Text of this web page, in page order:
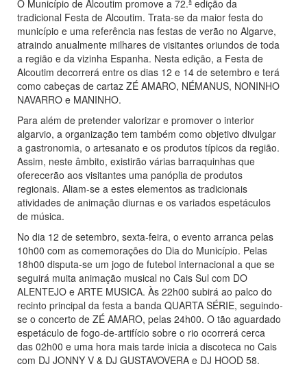
O Município de Alcoutim promove a 72.ª edição da
tradicional Festa de Alcoutim. Trata-se da maior festa do
município e uma referência nas festas de verão no Algarve,
atraindo anualmente milhares de visitantes oriundos de toda
a região e da vizinha Espanha. Nesta edição, a Festa de
Alcoutim decorrerá entre os dias 12 e 14 de setembro e terá
como cabeças de cartaz ZÉ AMARO, NÉMANUS, NONINHO
NAVARRO e MANINHO.
Para além de pretender valorizar e promover o interior
algarvio, a organização tem também como objetivo divulgar
a gastronomia, o artesanato e os produtos típicos da região.
Assim, neste âmbito, existirão várias barraquinhas que
oferecerão aos visitantes uma panóplia de produtos
regionais. Aliam-se a estes elementos as tradicionais
atividades de animação diurnas e os variados espetáculos
de música.
No dia 12 de setembro, sexta-feira, o evento arranca pelas
10h00 com as comemorações do Dia do Município. Pelas
18h00 disputa-se um jogo de futebol internacional a que se
seguirá muita animação musical no Cais Sul com DO
ALENTEJO e ARTE MUSICA. Às 22h00 subirá ao palco do
recinto principal da festa a banda QUARTA SÉRIE, seguindo-
se o concerto de ZÉ AMARO, pelas 24h00. O tão aguardado
espetáculo de fogo-de-artifício sobre o rio ocorrerá cerca
das 02h00 e uma hora mais tarde inicia a discoteca no Cais
com DJ JONNY V & DJ GUSTAVOVERA e DJ HOOD 58.